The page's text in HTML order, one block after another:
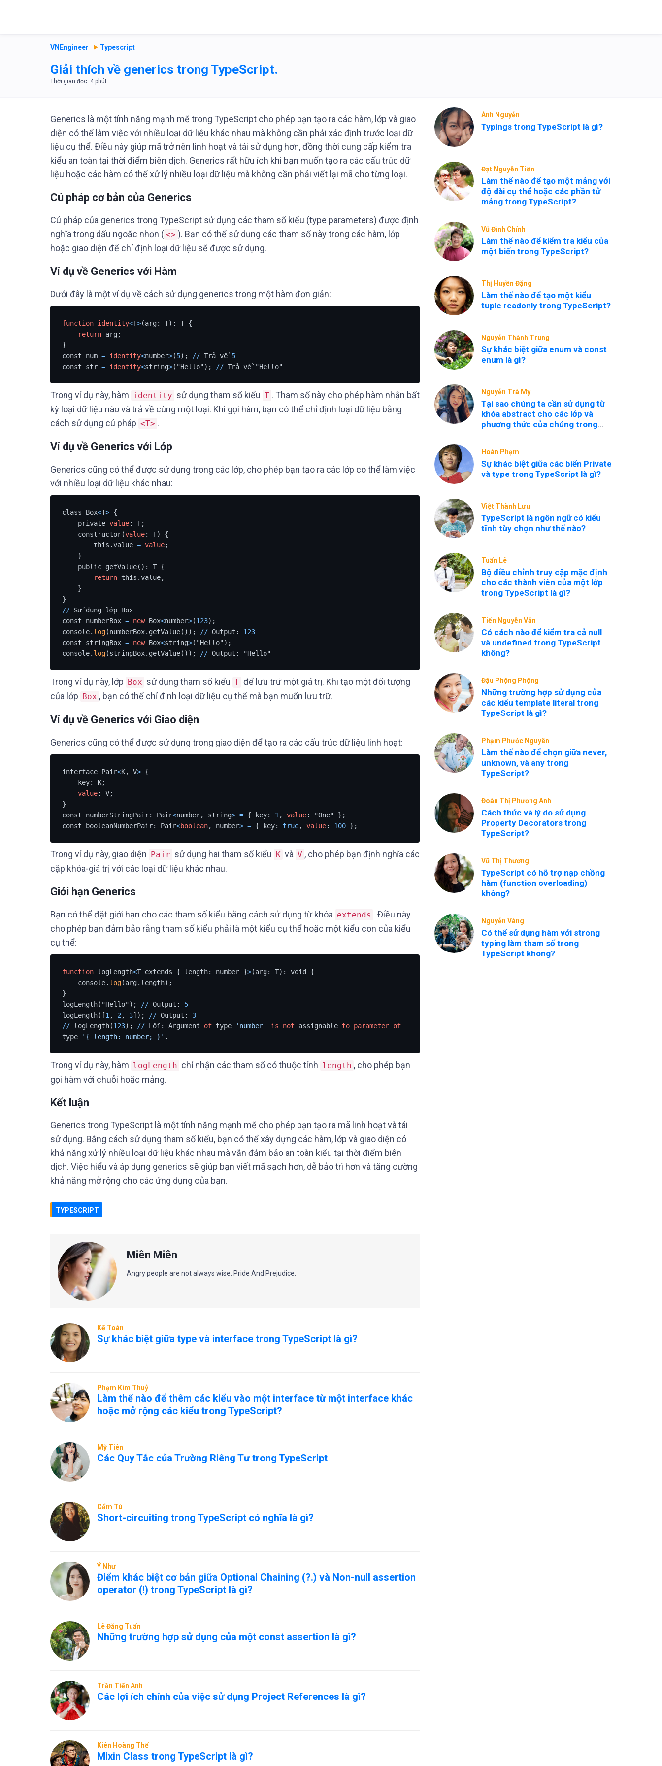
VNEngineer Typescript
Giải thích về generics trong TypeScript.
Generics là một tính năng mạnh mẽ trong TypeScript cho phép bạn tạo ra các hàm, lớp và giao
diện có thể làm việc với nhiều loại dữ liệu khác nhau mà không cần phải xác định trước loại dữ
liệu cụ thể. Điều này giúp mã trở nên linh hoạt và tái sử dụng hơn, đồng thời cung cấp kiểm tra
kiểu an toàn tại thời điểm biên dịch. Generics rất hữu ích khi bạn muốn tạo ra các cấu trúc dữ
liệu hoặc các hàm có thể xử lý nhiều loại dữ liệu mà không cần phải viết lại mã cho từng loại.
Cú pháp cơ bản của Generics
Cú pháp của generics trong TypeScript sử dụng các tham số kiểu (type parameters) được định
nghĩa trong dấu ngoặc nhọn ( <> ). Bạn có thể sử dụng các tham số này trong các hàm, lớp
hoặc giao diện để chỉ định loại dữ liệu sẽ được sử dụng.
Ví dụ về Generics với Hàm
Dưới đây là một ví dụ về cách sử dụng generics trong một hàm đơn giản:
function identity<T>(arg: T): T {
return arg;
}
const num = identity<number>(5); // Trả về 5
const str = identity<string>("Hello"); // Trả về "Hello"
Trong ví dụ này, hàm identity sử dụng tham số kiểu T . Tham số này cho phép hàm nhận bất
kỳ loại dữ liệu nào và trả về cùng một loại. Khi gọi hàm, bạn có thể chỉ định loại dữ liệu bằng
cách sử dụng cú pháp <T> .
Ví dụ về Generics với Lớp
Generics cũng có thể được sử dụng trong các lớp, cho phép bạn tạo ra các lớp có thể làm việc
với nhiều loại dữ liệu khác nhau:
class Box<T> {
    private
value: T;
    constructor(
value: T) {
        this.value
= value;
return this.value;
// Sử dụng lớp Box
const numberBox = new Box<number>(123);
console. log(numberBox.getValue()); // Output: 123
const stringBox = new Box<string>("Hello");
console. log(stringBox.getValue()); // Output: "Hello"
Trong ví dụ này, lớp Box sử dụng tham số kiểu T để lưu trữ một giá trị. Khi tạo một đối tượng
của lớp Box , bạn có thể chỉ định loại dữ liệu cụ thể mà bạn muốn lưu trữ.
Ví dụ về Generics với Giao diện
Generics cũng có thể được sử dụng trong giao diện để tạo ra các cấu trúc dữ liệu linh hoạt:
interface Pair<K, V> {
value: V;
}
const numberStringPair: Pair<number, string> = { key: 1 , value: "One" };
const booleanNumberPair: Pair<boolean, number> = { key: true, value: 100 };
Trong ví dụ này, giao diện Pair sử dụng hai tham số kiểu K và V , cho phép bạn định nghĩa các
cặp khóa-giá trị với các loại dữ liệu khác nhau.
Giới hạn Generics
Bạn có thể đặt giới hạn cho các tham số kiểu bằng cách sử dụng từ khóa extends . Điều này
cho phép bạn đảm bảo rằng tham số kiểu phải là một kiểu cụ thể hoặc một kiểu con của kiểu
cụ thể:
function logLength<T extends { length: number }>(arg: T): void {
    console.
log(arg.length);
}
logLength("Hello");
// Output: 5
logLength([1 , 2 , 3]); // Output: 3
// logLength(123); // Lỗi: Argument of type 'number' is not assignable to parameter of
type
'{ length: number; }' .
Trong ví dụ này, hàm logLength chỉ nhận các tham số có thuộc tính length , cho phép bạn
gọi hàm với chuỗi hoặc mảng.
Kết luận
Generics trong TypeScript là một tính năng mạnh mẽ cho phép bạn tạo ra mã linh hoạt và tái
sử dụng. Bằng cách sử dụng tham số kiểu, bạn có thể xây dựng các hàm, lớp và giao diện có
khả năng xử lý nhiều loại dữ liệu khác nhau mà vẫn đảm bảo an toàn kiểu tại thời điểm biên
dịch. Việc hiểu và áp dụng generics sẽ giúp bạn viết mã sạch hơn, dễ bảo trì hơn và tăng cường
khả năng mở rộng cho các ứng dụng của bạn.
TYPESCRIPT
Miên Miên
Angry people are not always wise. Pride And Prejudice.
Kế Toán
Sự khác biệt giữa type và interface trong TypeScript là gì?
Phạm Kim Thuỷ
Làm thế nào để thêm các kiểu vào một interface từ một interface khác
hoặc mở rộng các kiểu trong TypeScript?
Mỹ Tiên
Các Quy Tắc của Trường Riêng Tư trong TypeScript
Cẩm Tú
Short-circuiting trong TypeScript có nghĩa là gì?
Ý Như
Điểm khác biệt cơ bản giữa Optional Chaining (?.) và Non-null assertion
operator (!) trong TypeScript là gì?
Lê Đăng Tuấn
Những trường hợp sử dụng của một const assertion là gì?
Trần Tiến Anh
Các lợi ích chính của việc sử dụng Project References là gì?
Kiên Hoàng Thế
Mixin Class trong TypeScript là gì?
Ánh Nguyễn
Typings trong TypeScript là gì?
Đạt Nguyễn Tiến
Làm thế nào để tạo một mảng với
độ dài cụ thể hoặc các phần tử
mảng trong TypeScript?
Vũ Đình Chính
Làm thế nào để kiểm tra kiểu của
một biến trong TypeScript?
Thị Huyền Đặng
Làm thế nào để tạo một kiểu
tuple readonly trong TypeScript?
Nguyễn Thành Trung
Sự khác biệt giữa enum và const
enum là gì?
Nguyễn Trà My
Tại sao chúng ta cần sử dụng từ
khóa abstract cho các lớp và
phương thức của chúng trong
Hoàn Phạm
Sự khác biệt giữa các biến Private
và type trong TypeScript là gì?
Việt Thành Lưu
TypeScript là ngôn ngữ có kiểu
tĩnh tùy chọn như thế nào?
Tuấn Lê
Bộ điều chỉnh truy cập mặc định
cho các thành viên của một lớp
trong TypeScript là gì?
Tiến Nguyễn Văn
Có cách nào để kiểm tra cả null
và undefined trong TypeScript
không?
Đậu Phộng Phộng
Những trường hợp sử dụng của
các kiểu template literal trong
TypeScript là gì?
Phạm Phước Nguyên
Làm thế nào để chọn giữa never,
unknown, và any trong
TypeScript?
Đoàn Thị Phương Anh
Cách thức và lý do sử dụng
Property Decorators trong
TypeScript?
Vũ Thị Thương
TypeScript có hỗ trợ nạp chồng
hàm (function overloading)
không?
Nguyễn Vàng
Có thể sử dụng hàm với strong
typing làm tham số trong
TypeScript không?